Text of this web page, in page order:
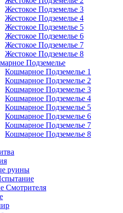
Жестокое Подземелье 3
Жестокое Подземелье 4
Жестокое Подземелье 5
Жестокое Подземелье 6
Жестокое Подземелье 7
Жестокое Подземелье 8
Подземелье
Кошмарное Подземелье 1
Кошмарное Подземелье 2
Кошмарное Подземелье 3
Кошмарное Подземелье 4
Кошмарное Подземелье 5
Кошмарное Подземелье 6
Кошмарное Подземелье 7
Кошмарное Подземелье 8
руины
Смотрителя